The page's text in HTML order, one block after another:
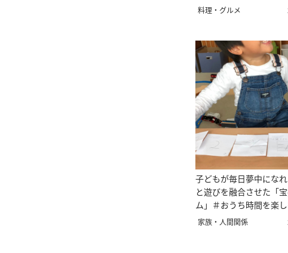
料理・グルメ
子どもが毎日夢中にな
と遊びを融合させた「
ム」＃おうち時間を楽
家族・人間関係